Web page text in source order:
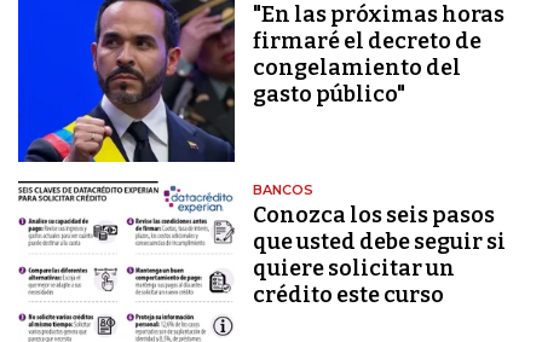
"En las próximas horas
firmaré el decreto de
congelamiento del
gasto público"
BANCOS
Conozca los seis pasos
que usted debe seguir si
quiere solicitar un
crédito este curso